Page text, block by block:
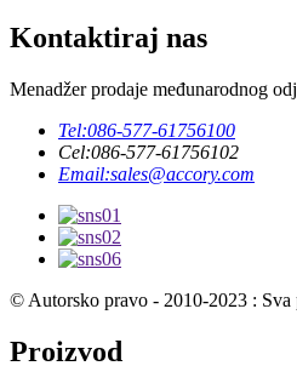
Kontaktiraj nas
Menadžer prodaje međunarodnog
Tel:086-577-61756100
Cel:086-577-61756102
Email:sales@accory.com
© Autorsko pravo - 2010-2023 : Sva
Proizvod